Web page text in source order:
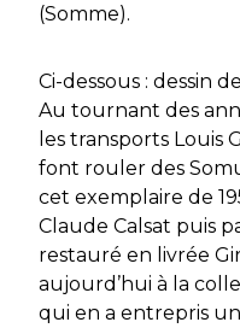
(Somme).
Ci-dessous : dessin
Au tournant des
les transports Louis
font rouler des
cet exemplaire de
Claude Calsat puis
restauré en livrée
aujourd’hui à la
qui en a entrepris